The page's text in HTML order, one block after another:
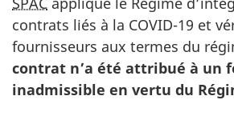
d
e
s
o
p
contrats liés à la COVID-19 et
fournisseurs aux termes du
contrat n’a été attribué à un
inadmissible en vertu du